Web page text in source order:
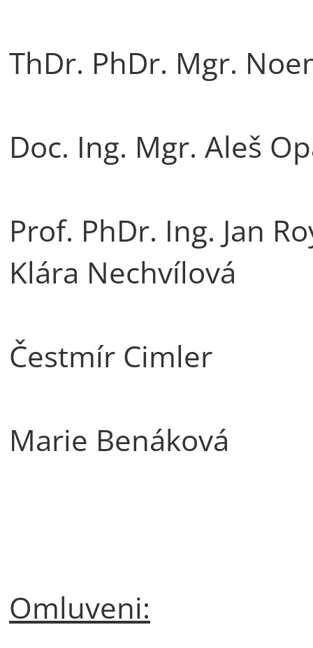
ThDr. PhDr. Mgr.
Doc. Ing. Mgr. Aleš
Prof. PhDr. Ing. Jan
Klára Nechvílová
Čestmír Cimler
Marie Benáková
Omluveni: